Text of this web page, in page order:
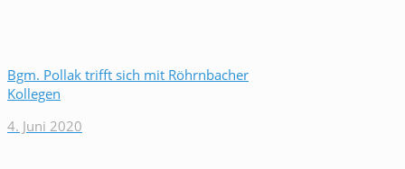
Bgm. Pollak trifft sich mit Röhrnbacher
Kollegen
4. Juni 2020